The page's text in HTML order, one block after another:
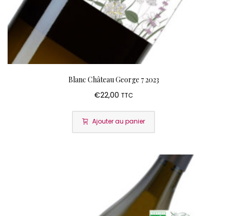
Blanc Château George 7 2023
€22,00 TTC
Ajouter au panier